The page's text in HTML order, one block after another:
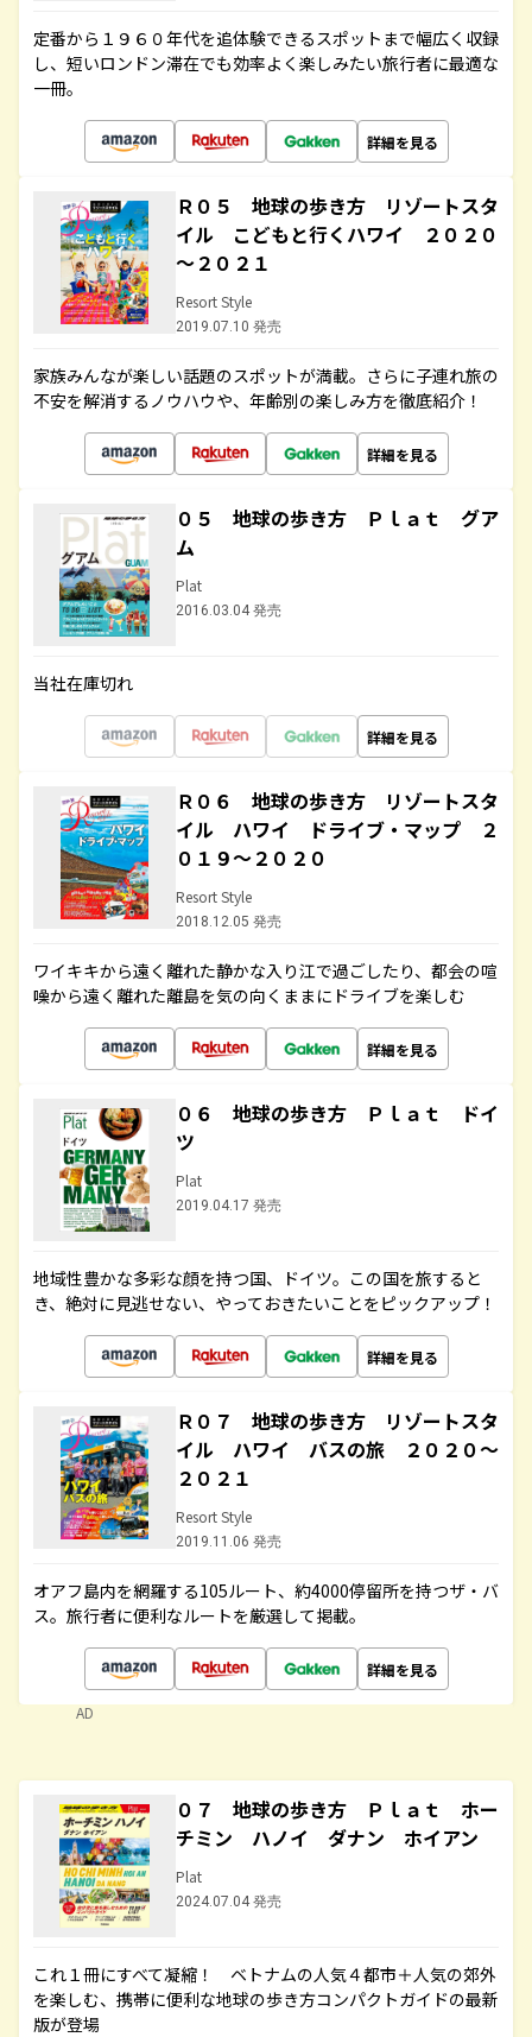
定番から１９６０年代を追体験できるスポットまで幅広く収録
し、短いロンドン滞在でも効率よく楽しみたい旅行者に最適な
一冊。
詳細を見る
Ｒ０５ 地球の歩き方 リゾートスタ
イル こどもと行くハワイ ２０２０
～２０２１
Resort Style
2019.07.10 発売
家族みんなが楽しい話題のスポットが満載。さらに子連れ旅の
不安を解消するノウハウや、年齢別の楽しみ方を徹底紹介！
詳細を見る
０５ 地球の歩き方 Ｐｌａｔ グア
ム
Plat
2016.03.04 発売
当社在庫切れ
詳細を見る
Ｒ０６ 地球の歩き方 リゾートスタ
イル ハワイ ドライブ・マップ ２
０１９～２０２０
Resort Style
2018.12.05 発売
ワイキキから遠く離れた静かな入り江で過ごしたり、都会の喧
噪から遠く離れた離島を気の向くままにドライブを楽しむ
詳細を見る
０６ 地球の歩き方 Ｐｌａｔ ドイ
ツ
Plat
2019.04.17 発売
地域性豊かな多彩な顔を持つ国、ドイツ。この国を旅すると
き、絶対に見逃せない、やっておきたいことをピックアップ！
詳細を見る
Ｒ０７ 地球の歩き方 リゾートスタ
イル ハワイ バスの旅 ２０２０～
２０２１
Resort Style
2019.11.06 発売
オアフ島内を網羅する105ルート、約4000停留所を持つザ・バ
ス。旅行者に便利なルートを厳選して掲載。
詳細を見る
AD
０７ 地球の歩き方 Ｐｌａｔ ホー
チミン ハノイ ダナン ホイアン
Plat
2024.07.04 発売
これ１冊にすべて凝縮！ ベトナムの人気４都市＋人気の郊外
を楽しむ、携帯に便利な地球の歩き方コンパクトガイドの最新
版が登場